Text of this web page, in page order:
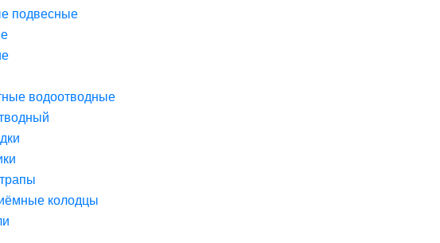
подвесные
водоотводные
колодцы